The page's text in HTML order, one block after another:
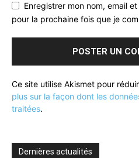
Enregistrer mon nom, email
pour la prochaine fois que je
Ce site utilise Akismet pour
plus sur la façon dont les
traitées.
Dernières actualités